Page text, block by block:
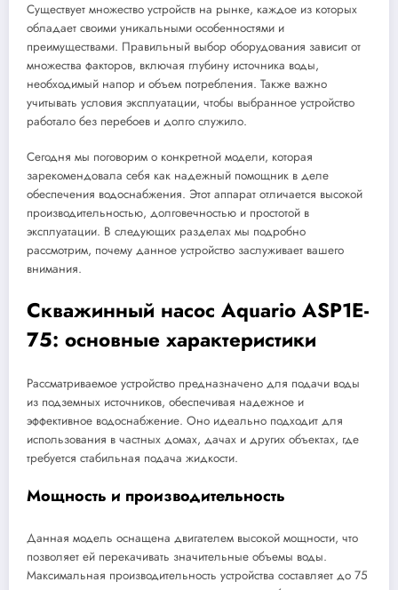
Существует множество устройств на рынке, каждое из которых
обладает своими уникальными особенностями и
преимуществами. Правильный выбор оборудования зависит от
множества факторов, включая глубину источника воды,
необходимый напор и объем потребления. Также важно
учитывать условия эксплуатации, чтобы выбранное устройство
работало без перебоев и долго служило.
Сегодня мы поговорим о конкретной модели, которая
зарекомендовала себя как надежный помощник в деле
обеспечения водоснабжения. Этот аппарат отличается высокой
производительностью, долговечностью и простотой в
эксплуатации. В следующих разделах мы подробно
рассмотрим, почему данное устройство заслуживает вашего
внимания.
Скважинный насос Aquario ASP1E-
75: основные характеристики
Рассматриваемое устройство предназначено для подачи воды
из подземных источников, обеспечивая надежное и
эффективное водоснабжение. Оно идеально подходит для
использования в частных домах, дачах и других объектах, где
требуется стабильная подача жидкости.
Мощность и производительность
Данная модель оснащена двигателем высокой мощности, что
позволяет ей перекачивать значительные объемы воды.
Максимальная производительность устройства составляет до 75